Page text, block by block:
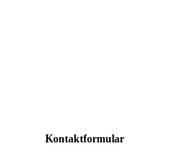
Kon­takt­for­mu­lar